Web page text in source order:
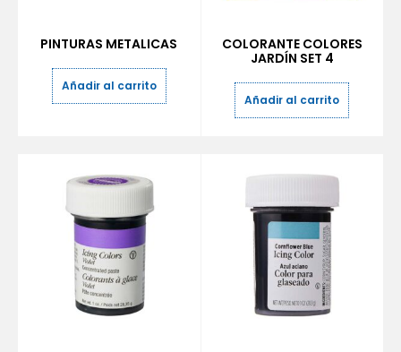
PINTURAS METALICAS
Añadir al carrito
COLORANTE COLORES
JARDÍN SET 4
Añadir al carrito